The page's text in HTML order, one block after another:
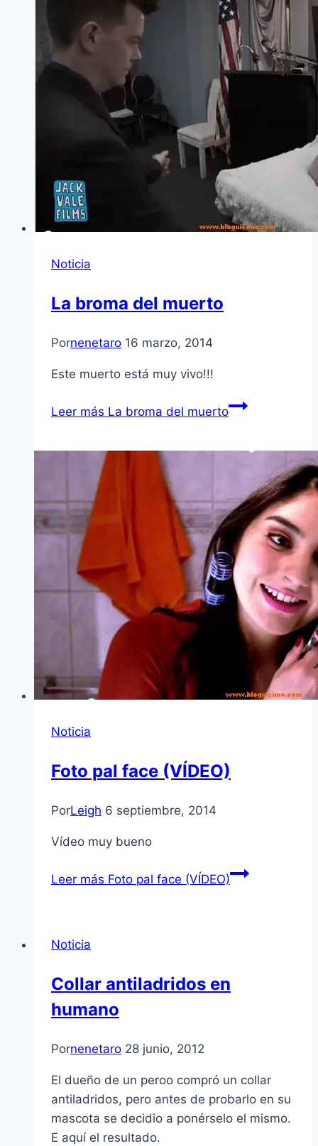
Noticia
La broma del muerto
Pornenetaro 16 marzo, 2014
Este muerto está muy vivo!!!
Leer más La broma del muerto
Noticia
Foto pal face (VÍDEO)
PorLeigh 6 septiembre, 2014
Vídeo muy bueno
Leer más Foto pal face (VÍDEO)
Noticia
Collar antiladridos en
humano
Pornenetaro 28 junio, 2012
El dueño de un peroo compró un collar
antiladridos, pero antes de probarlo en su
mascota se decidio a ponérselo el mismo.
E aquí­ el resultado.